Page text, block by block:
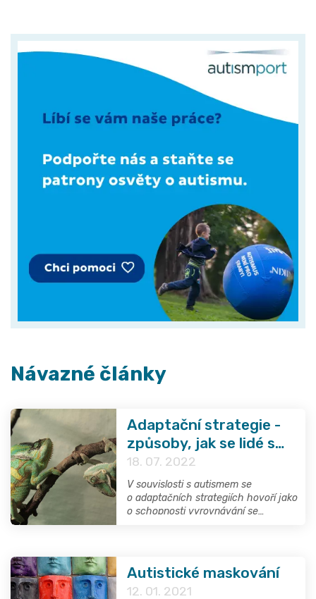
Návazné články
Adaptační strategie -
způsoby, jak se lidé s
PAS vyrovnávají se
svým oslabením
18. 07. 2022
V souvislosti s autismem se
o adaptačních strategiích hovoří jako
o schopnosti vyrovnávání se
s porozuměním pocitům a myšlení
druhých osob apod.
Autistické maskování
12. 01. 2021